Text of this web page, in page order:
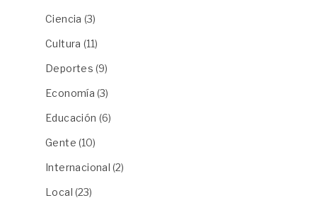
Ciencia (3)
Cultura (11)
Deportes (9)
Economía (3)
Educación (6)
Gente (10)
Internacional (2)
Local (23)